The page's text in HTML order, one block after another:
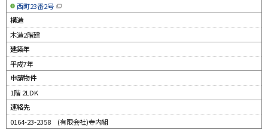
西町23番2号
（
規
ン
ウ
開
ま
）
構造
木造2階建
建築年
平成7年
申請物件
1階 2LDK
連絡先
0164-23-2358 (有限会社)寺内組